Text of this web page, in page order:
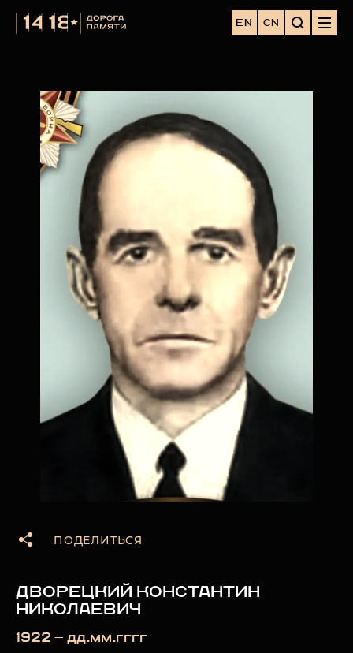
EN CN
ПОДЕЛИТЬСЯ
ДВОРЕЦКИЙ КОНСТАНТИН
НИКОЛАЕВИЧ
1922 — дд.мм.гггг